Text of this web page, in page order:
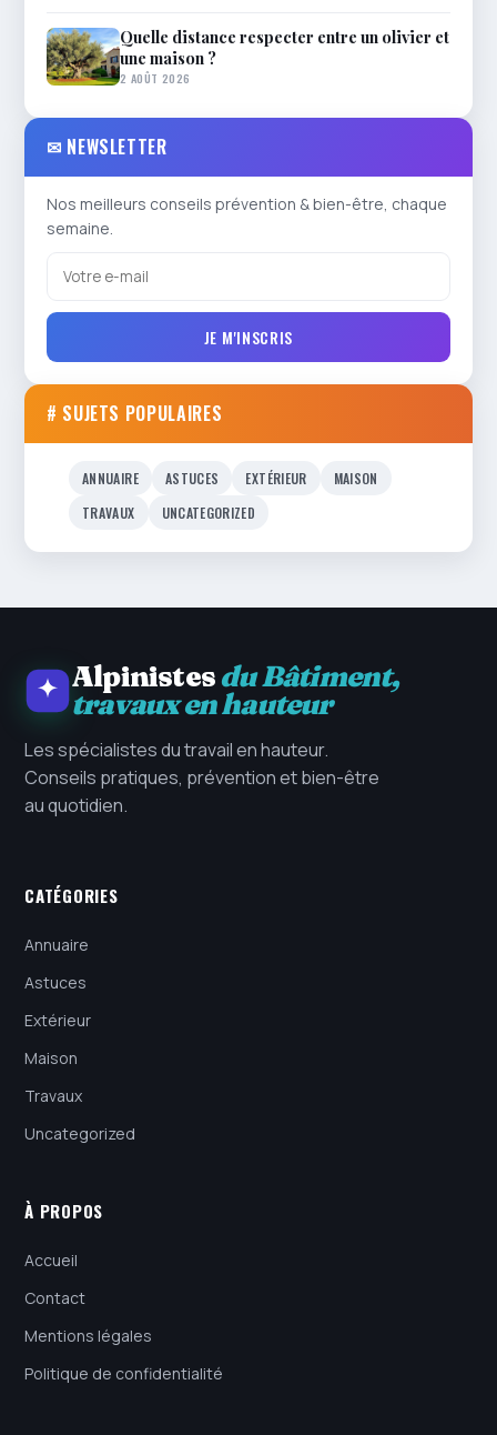
Quelle distance respecter entre un olivier et
une maison ?
2 AOÛT 2026
✉ NEWSLETTER
Nos meilleurs conseils prévention & bien-être, chaque
semaine.
JE M'INSCRIS
# SUJETS POPULAIRES
ANNUAIRE ASTUCES EXTÉRIEUR
MAISON
TRAVAUX
UNCATEGORIZED
Alpinistesdu Bâtiment,
travaux en hauteur
Les spécialistes du travail en hauteur.
Conseils pratiques, prévention et bien-être
au quotidien.
CATÉGORIES
Annuaire
Astuces
Extérieur
Maison
Travaux
Uncategorized
À PROPOS
Accueil
Contact
Mentions légales
Politique de confidentialité